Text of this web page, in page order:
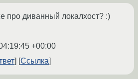
про диванный локалхост? :)
+00:00
Ссылка